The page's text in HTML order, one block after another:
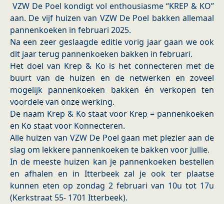
VZW De Poel kondigt vol enthousiasme “KREP & KO”
aan. De vijf huizen van VZW De Poel bakken allemaal
pannenkoeken in februari 2025.
Na een zeer geslaagde editie vorig jaar gaan we ook
dit jaar terug pannenkoeken bakken in februari.
Het doel van Krep & Ko is het connecteren met de
buurt van de huizen en de netwerken en zoveel
mogelijk pannenkoeken bakken én verkopen ten
voordele van onze werking.
De naam Krep & Ko staat voor Krep = pannenkoeken
en Ko staat voor Konnecteren.
Alle huizen van VZW De Poel gaan met plezier aan de
slag om lekkere pannenkoeken te bakken voor jullie.
In de meeste huizen kan je pannenkoeken bestellen
en afhalen en in Itterbeek zal je ook ter plaatse
kunnen eten op zondag 2 februari van 10u tot 17u
(Kerkstraat 55- 1701 Itterbeek).